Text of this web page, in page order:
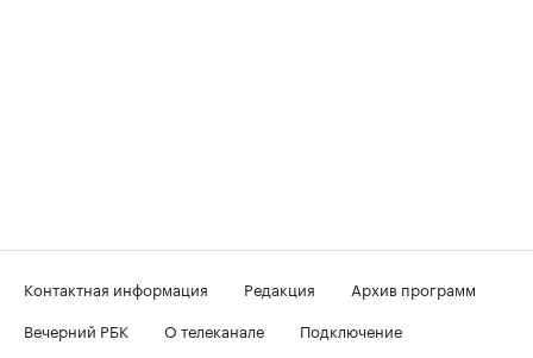
Контактная информация Редакция
Архив программ
Вечерний РБК
О телеканале
Подключение